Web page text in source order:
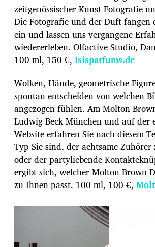
zeitgenössischer Kunst-Fotografie
Die Fotografie und der Duft fangen
ein und lassen uns vergangene
wiedererleben. Olfactive Studio,
100 ml, 150 €, Isisparfums.de
Wolken, Hände, geometrische
spontan entscheiden von welchen
angezogen fühlen. Am Molton
Ludwig Beck München und auf der
Website erfahren Sie nach diesem
Typ Sie sind, der achtsame Zuhörer
oder der partyliebende
ergibt sich, welcher Molton Brown
zu Ihnen passt. 100 ml, 100 €,